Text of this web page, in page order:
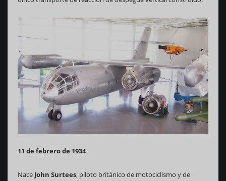
11 de febrero de 1934
Nace John Surtees, piloto británico de motociclismo y de